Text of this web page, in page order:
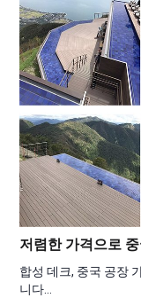
저렴한 가격으로
합성 데크, 중국 공장
니다…